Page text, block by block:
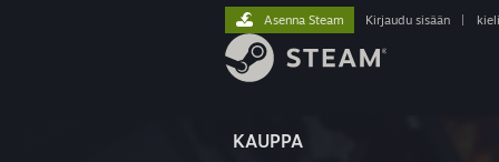
KAUPPA
Asenna Steam Kirjaudu sisään kieli